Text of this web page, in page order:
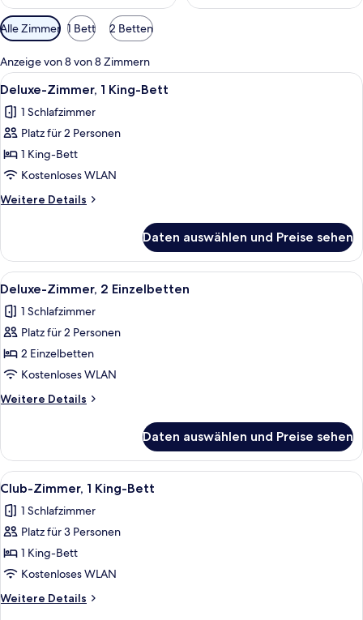
Verfügbare
Filter
für
Zimmer
Alle Zimmer 1 Bett 2 Betten
Anzeige von 8 von 8 Zimmern
Alle
Fotos
für
Deluxe-
Zimmer,
1 King-
Bett
anzeigen
Hochwertige Bettwaren, Minibar,
16
Deluxe-Zimmer, 1 King-Bett
1 Schlafzimmer
Platz für 2 Personen
1 King-Bett
Kostenloses WLAN
Weitere Details
Weitere
Zimmer,
1 King-
Bett
Daten auswählen und Preise sehen
Alle
Fotos
für
Deluxe-
Zimmer,
2 Einzelbetten
anzeigen
Deluxe-Zimmer, 2 Einzelbetten |
7
Deluxe-Zimmer, 2 Einzelbetten
1 Schlafzimmer
Platz für 2 Personen
2 Einzelbetten
Kostenloses WLAN
Weitere Details
Weitere
Zimmer,
2 Einzelbetten
Daten auswählen und Preise sehen
Alle
Fotos
für
Club-
Zimmer,
1 King-
Bett
anzeigen
Ein modernes Hotelzimmer mit
9
Club-Zimmer, 1 King-Bett
1 Schlafzimmer
Platz für 3 Personen
1 King-Bett
Kostenloses WLAN
Weitere Details
Weitere